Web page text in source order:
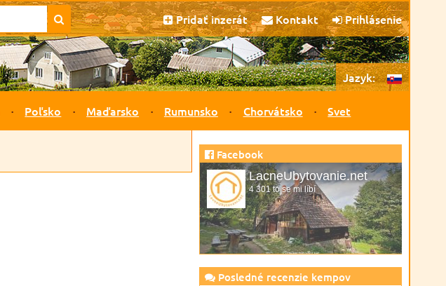
Pridať inzerát Kontakt Prihlásenie
Jazyk:
Poľsko Maďarsko Rumunsko Chorvátsko Svet
Facebook
LacneUbytovanie.net
4 301 to se mi líbí
Posledné recenzie kempov